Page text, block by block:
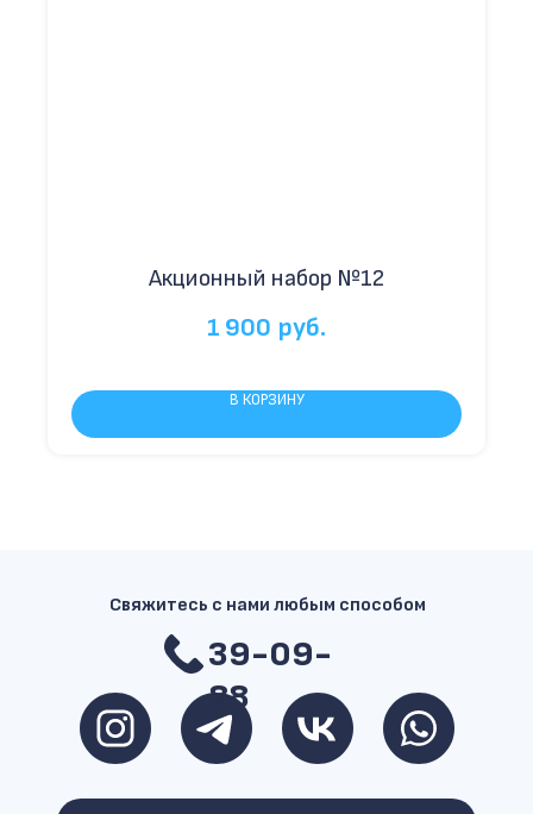
Акционный набор №12
1 900 руб.
В КОРЗИНУ
39-09-
88
Свяжитесь с нами любым способом